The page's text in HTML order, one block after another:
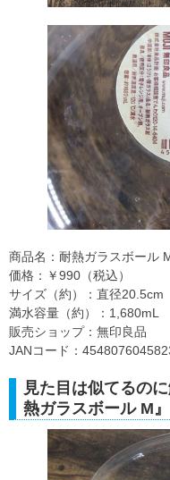
商品名：耐熱ガラスボール
価格：￥990（税込）
サイズ（約）：直径20.5cm
満水容量（約）：1,680mL
販売ショップ：無印良品
JANコード：
見た目は似てるの
熱ガラスボール M』